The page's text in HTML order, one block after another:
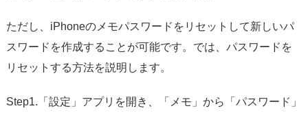
ただし、iPhoneのメモパスワードをリセットして新しいパ
スワードを作成することが可能です。では、パスワードを
リセットする方法を説明します。
Step1.「設定」アプリを開き、「メモ」から「パスワード」